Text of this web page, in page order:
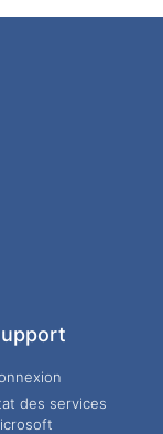
des services